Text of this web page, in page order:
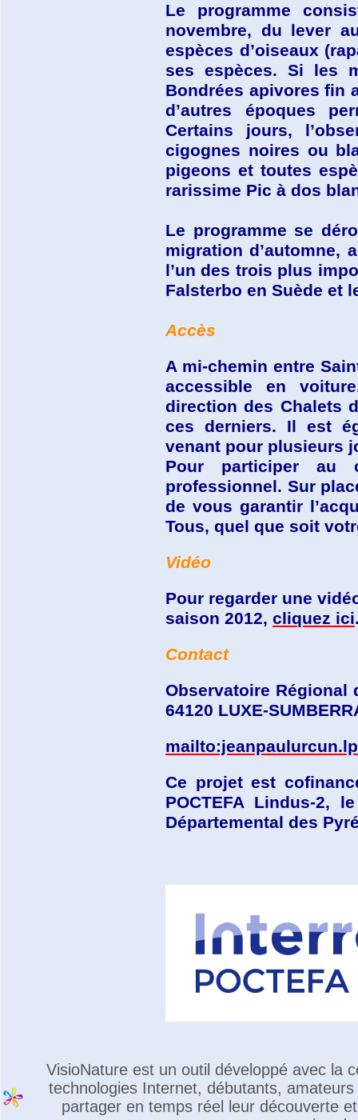
Le programme
novembre, du lever
espèces d’oiseaux
ses espèces. Si les
Bondrées apivores fin
d’autres époques
Certains jours,
cigognes noires ou
pigeons et toutes
rarissime Pic à dos
Le programme se
migration d’automne,
l’un des trois plus
Falsterbo en Suède et
Accès
A mi-chemin entre
accessible en
direction des Chalets
ces derniers. Il est
venant pour plusieurs
Pour participer au
professionnel. Sur
de vous garantir
Tous, quel que soit
Vidéo
Pour regarder une
saison 2012, cliquez ici
Contact
Observatoire Régional
64120 LUXE-
Ce projet est
POCTEFA Lindus-2,
Départemental des
VisioNature est un outil développé avec la
technologies Internet, débutants,
partager en temps réel leur découverte